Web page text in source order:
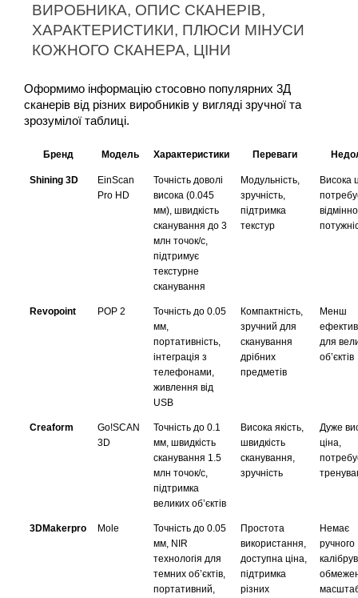
ВИРОБНИКА, ОПИС СКАНЕРІВ,
ХАРАКТЕРИСТИКИ, ПЛЮСИ МІНУСИ
КОЖНОГО СКАНЕРА, ЦІНИ
Оформимо інформацію стосовно популярних 3Д
сканерів від різних виробників у вигляді зручної та
зрозумілої таблиці.
Бренд Модель Характеристики Переваги
Shining 3D
EinScan
Pro HD
Точність доволі
висока (0.045
мм), швидкість
сканування до 3
млн точок/с,
підтримує
текстурне
сканування
Модульність,
зручність,
підтримка
текстур
Висока
Revopoint POP 2
Точність до 0.05
мм,
портативність,
інтеграція з
телефонами,
живлення від
USB
Компактність,
зручний для
сканування
дрібних
предметів
Менш
для
об’єктів
Creaform
Go!SCAN
3D
Точність до 0.1
мм, швидкість
сканування 1.5
млн точок/с,
підтримка
великих об’єктів
Висока якість,
швидкість
сканування,
зручність
Дуже
ціна,
3DMakerpro Mole
Точність до 0.05
мм, NIR
технологія для
темних об’єктів,
портативний,
Простота
використання,
доступна ціна,
підтримка
різних
Немає
ручного